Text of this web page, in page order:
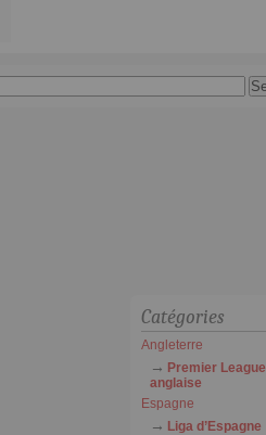
Catégories
Angleterre
Premier League
anglaise
Espagne
Liga d’Espagne